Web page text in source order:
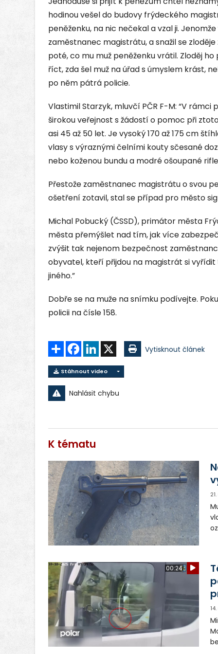
hodinou vešel do budovy frýdeckého
peněženku, na nic nečekal a vzal ji.
zaměstnanec magistrátu, a snažil se
poté, co mu muž peněženku vrátil. Zloděj
říct, zda šel muž na úřad s úmyslem krást,
po něm pátrá policie.
Vlastimil Starzyk, mluvčí PČR F-M: “V
širokou veřejnost s žádostí o pomoc při
asi 45 až 50 let. Je vysoký 170 až 175 cm
vlasy s výraznými čelními kouty sčesané
nebo koženou bundu a modré ošoupané
Přestože zaměstnanec magistrátu o svou
ošetření zotavil, stal se případ pro město
Michal Pobucký (ČSSD), primátor města
města přemýšlet nad tím, jak více
zvýšit tak nejenom bezpečnost
obyvatel, kteří přijdou na magistrát si
jiného.”
Dobře se na muže na snímku podívejte.
policii na čísle 158.
Sdílet FacebookLinkedIn Vytisknout článek
Stáhnout video
Nahlásit chybu
K tématu
00:24